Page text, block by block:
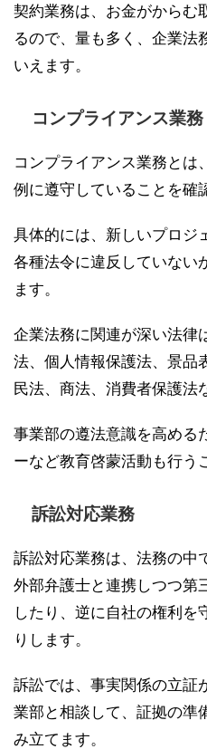
契約業務は、お金がからむ
るので、量も多く、企業法
いえます。
コンプライアンス業務
コンプライアンス業務とは
例に遵守していることを確
具体的には、新しいプロジ
各種法令に違反していない
ます。
企業法務に関連が深い法律
法、個人情報保護法、景品
民法、商法、消費者保護法
事業部の遵法意識を高める
ーなど教育啓蒙活動も行う
訴訟対応業務
訴訟対応業務は、法務の中
外部弁護士と連携しつつ第
したり、逆に自社の権利を
りします。
訴訟では、事実関係の立証
業部と相談して、証拠の準
み立てます。